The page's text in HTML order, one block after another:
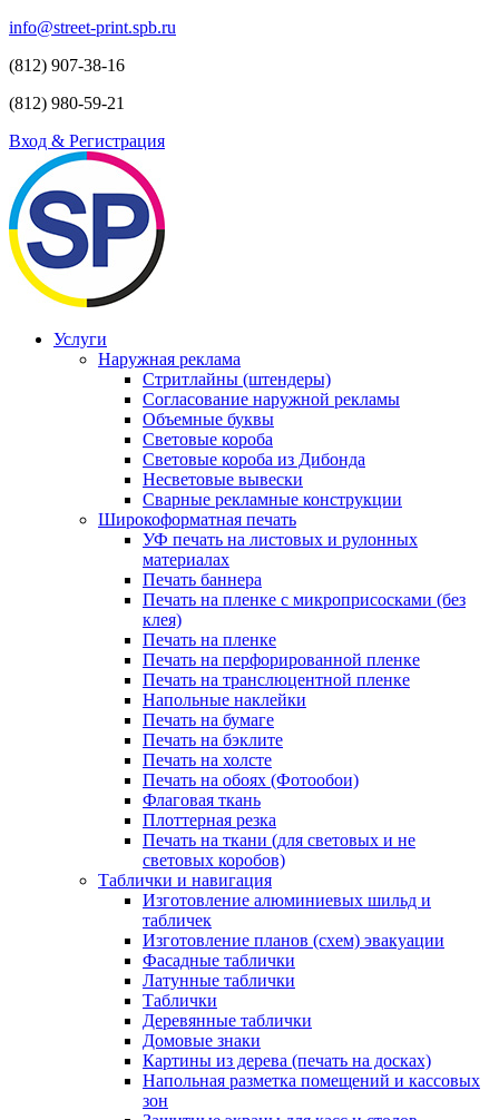
info@street-print.spb.ru
(812) 907-38-16
(812) 980-59-21
Вход & Регистрация
Услуги
Наружная реклама
Стритлайны (штендеры)
Согласование наружной рекламы
Объемные буквы
Световые короба
Световые короба из Дибонда
Несветовые вывески
Сварные рекламные конструкции
Широкоформатная печать
УФ печать на листовых и рулонных
материалах
Печать баннера
Печать на пленке с микроприсосками (без
клея)
Печать на пленке
Печать на перфорированной пленке
Печать на транслюцентной пленке
Напольные наклейки
Печать на бумаге
Печать на бэклите
Печать на холсте
Печать на обоях (Фотообои)
Флаговая ткань
Плоттерная резка
Печать на ткани (для световых и не
световых коробов)
Таблички и навигация
Изготовление алюминиевых шильд и
табличек
Изготовление планов (схем) эвакуации
Фасадные таблички
Латунные таблички
Таблички
Деревянные таблички
Домовые знаки
Картины из дерева (печать на досках)
Напольная разметка помещений и кассовых
зон